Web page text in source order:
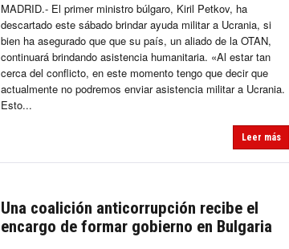
MADRID.- El primer ministro búlgaro, Kiril Petkov, ha
descartado este sábado brindar ayuda militar a Ucrania, si
bien ha asegurado que que su país, un aliado de la OTAN,
continuará brindando asistencia humanitaria. «Al estar tan
cerca del conflicto, en este momento tengo que decir que
actualmente no podremos enviar asistencia militar a Ucrania.
Esto...
Leer más
Una coalición anticorrupción recibe el
encargo de formar gobierno en Bulgaria